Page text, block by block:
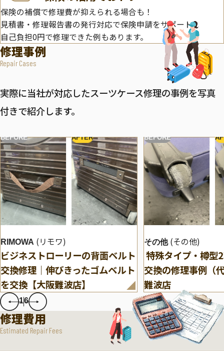
保険の補償で修理費が抑えられる場合も！
見積書・修理報告書の発行対応で保険申請をサポート。
自己負担0円で修理できた例もあります。
修理事例
Repair Cases
実際に当社が対応したスーツケース修理の事例を写真
付きで紹介します。
BEFORE AFTER
RIMOWA (リモワ)
ビジネストローリーの背面ベルト
交換修理｜伸びきったゴムベルト
を交換【大阪難波店】
BEFORE
その他 (その他)
特殊タイプ・樽型
交換の修理事例（
難波店
16
修理費用
Estimated Repair Fees